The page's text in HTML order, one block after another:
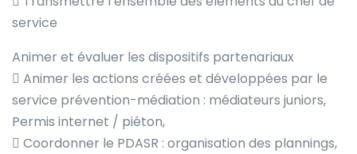
service
Animer et évaluer les dispositifs partenariaux
 Animer les actions créées et développées par le
service prévention-médiation : médiateurs juniors,
Permis internet / piéton,
 Coordonner le PDASR : organisation des plannings,